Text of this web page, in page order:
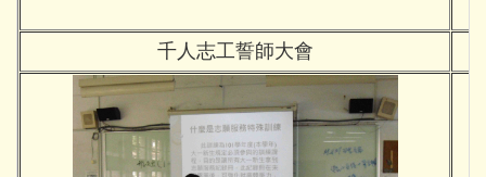
千人志工誓師大會